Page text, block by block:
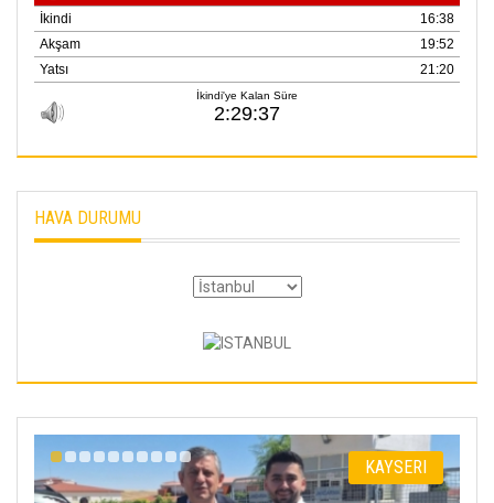
HAVA DURUMU
KAYSERI